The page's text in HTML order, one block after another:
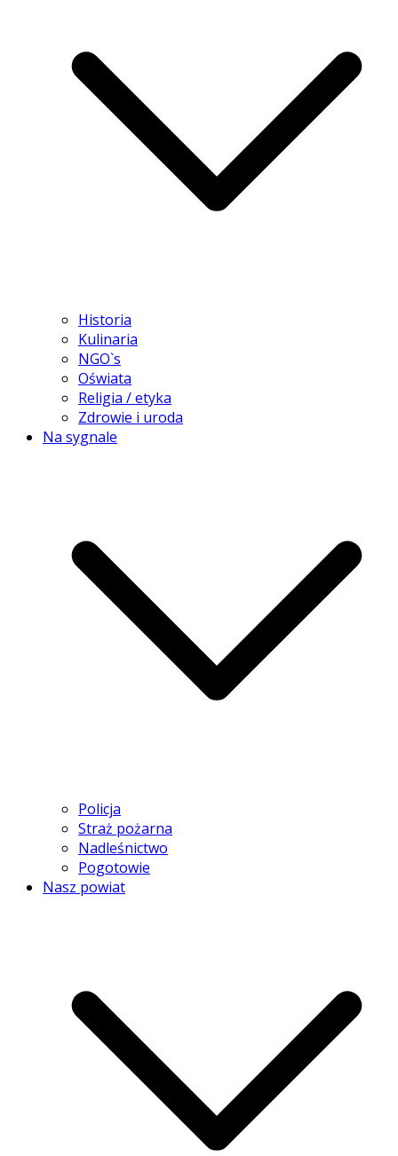
Historia
Kulinaria
NGO`s
Oświata
Religia / etyka
Zdrowie i uroda
Na sygnale
Policja
Straż pożarna
Nadleśnictwo
Pogotowie
Nasz powiat